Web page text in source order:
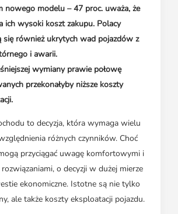
nowego modelu – 47 proc. uważa, że
ich wysoki koszt zakupu. Polacy
się również ukrytych wad pojazdów z
i awarii.
wymiany prawie połowę
przekonałyby niższe koszty
to decyzja, która wymaga wielu
różnych czynników. Choć
przyciągać uwagę komfortowymi i
o decyzji w dużej mierze
ekonomiczne. Istotne są nie tylko
ale także koszty eksploatacji pojazdu.